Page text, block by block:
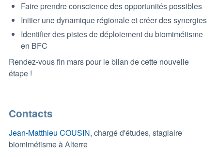
Faire prendre conscience des opportunités possibles
Initier une dynamique régionale et créer des synergies
Identifier des pistes de déploiement du biomimétisme
en BFC
Rendez-vous fin mars pour le bilan de cette nouvelle
étape !
Contacts
Jean-Matthieu COUSIN, chargé d'études, stagiaire
biomimétisme à Alterre